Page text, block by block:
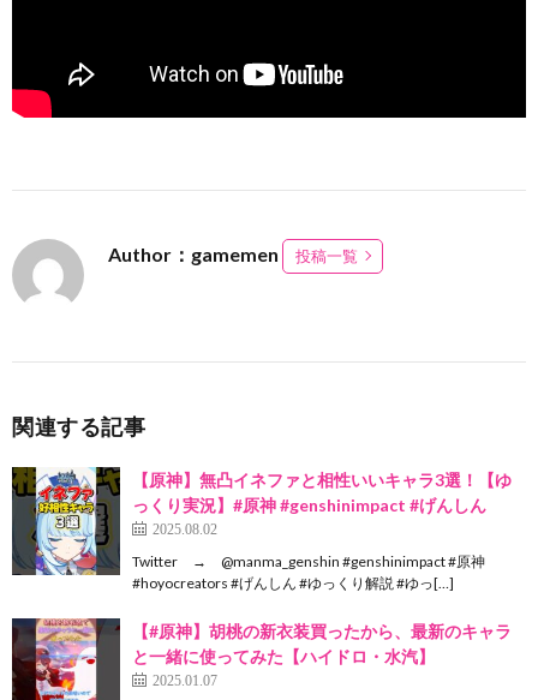
Author：gamemen 投稿一覧
関連する記事
【原神】無凸イネファと相性いいキャラ3選！【ゆ
っくり実況】#原神 #genshinimpact #げんしん
2025.08.02
Twitter → @manma_genshin #genshinimpact #原神
#hoyocreators #げんしん #ゆっくり解説 #ゆっ[…]
【#原神】胡桃の新衣装買ったから、最新のキャラ
と一緒に使ってみた【ハイドロ・水汽】
2025.01.07